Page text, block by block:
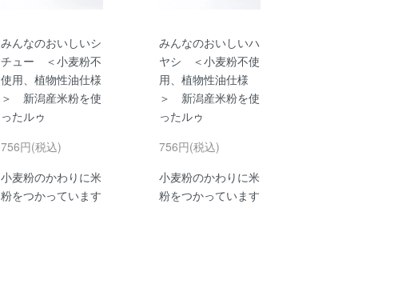
みんなのおいしいシ
チュー ＜小麦粉不
使用、植物性油仕様
＞ 新潟産米粉を使
ったルゥ
756円(税込)
小麦粉のかわりに米
粉をつかっています
みんなのおいしいハ
ヤシ ＜小麦粉不使
用、植物性油仕様
＞ 新潟産米粉を使
ったルゥ
756円(税込)
小麦粉のかわりに米
粉をつかっています